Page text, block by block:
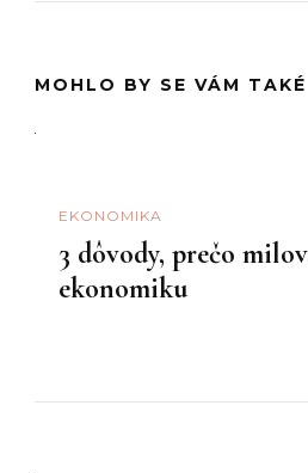
MOHLO BY SE VÁM
EKONOMIKA
3 dôvody, prečo
ekonomiku